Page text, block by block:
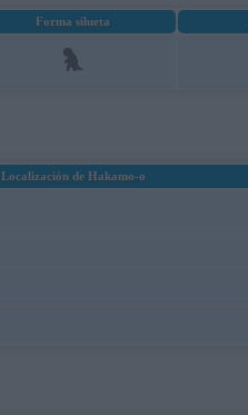
Forma silueta
Localización de Hakamo-o